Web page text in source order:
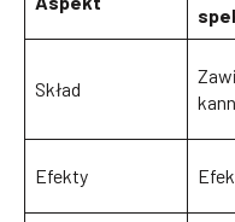
Skład
Efekty